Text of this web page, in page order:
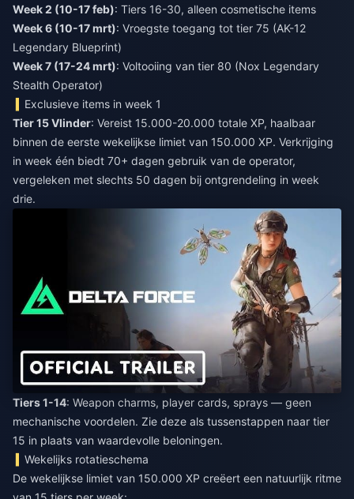
Week 2 (10-17 feb)
Week 6 (10-17 mrt): Vroegste toegang tot tier 75 (AK-12
Week 7 (17-24 mrt): Voltooiing van tier 80 (Nox Legendary
Stealth Operator)
Exclusieve items in week 1
Tier 15 Vlinder: Vereist 15.000-20.000 totale XP, haalbaar
binnen de eerste wekelijkse limiet van 150.000 XP. Verkrijging
in week één biedt 70+ dagen gebruik van de operator,
vergeleken met slechts 50 dagen bij ontgrendeling in week
drie.
Tiers 1-14: Weapon charms, player cards, sprays — geen
mechanische voordelen. Zie deze als tussenstappen naar tier
15 in plaats van waardevolle beloningen.
Wekelijks rotatieschema
De wekelijkse limiet van 150.000 XP creëert een natuurlijk ritme